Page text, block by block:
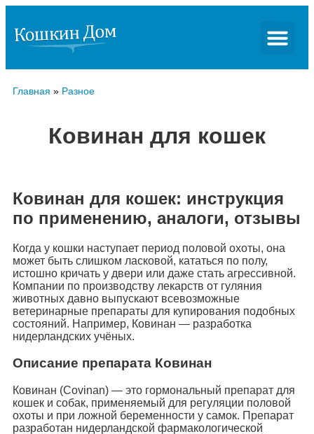
Главная » Разное
Ковинан для кошек
Ковинан для кошек: инструкция
по применению, аналоги, отзывы
Когда у кошки наступает период половой охоты, она
может быть слишком ласковой, кататься по полу,
истошно кричать у двери или даже стать агрессивной.
Компании по производству лекарств от гуляния
животных давно выпускают всевозможные
ветеринарные препараты для купирования подобных
состояний. Например, Ковинан — разработка
нидерландских учёных.
Описание препарата Ковинан
Ковинан (Covinan) — это гормональный препарат для
кошек и собак, применяемый для регуляции половой
охоты и при ложной беременности у самок. Препарат
разработан нидерландской фармакологической